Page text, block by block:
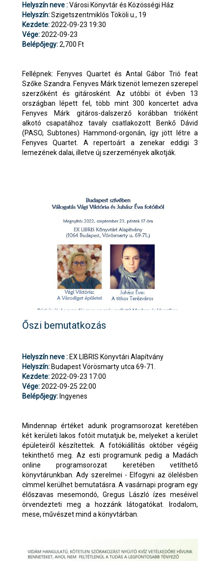
Helyszín neve :Városi Könyvtár és Közösségi Ház
Helyszín:Szigetszentmiklós Tököli u., 19
Kezdete:2022-09-23 19:30
Vége:2022-09-23
Belépőjegy:2,700 Ft
Fellépnek: Fenyves Quartet és Antal Gábor Trió feat
Szőke Szandra. Fenyves Márk tizenöt lemezen szerepel
szerzőként és gitárosként. Az utóbbi öt évben 13
országban lépett fel, több mint 300 koncertet adva
Fenyves Márk gitáros-dalszerző korábban trióként
alkotó csapatához tavaly csatlakozott Benkő Dávid
(PASO, Subtones) Hammond-orgonán, így jött létre a
Fenyves Quartet. A repertoárt a zenekar eddigi 3
lemezének dalai, illetve új szerzemények alkotják.
Őszi bemutatkozás
Helyszín neve : EX LIBRIS Könyvtári Alapítvány
Helyszín: Budapest Vörösmarty utca 69-71.
Kezdete:2022-09-23 17:00
Vége:2022-09-25 22:00
Belépőjegy: Ingyenes
Mindennap értéket adunk programsorozat keretében
két kerületi lakos fotóit mutatjuk be, melyeket a kerület
épületeiről készítettek. A fotókiállítás október végéig
tekinthető meg. Az esti programunk pedig a Madách
online programsorozat keretében vetíthető
könyvtárunkban. Ady szerelmei - Elfogyni az ölelésben
címmel kerülhet bemutatásra. A vasárnapi program egy
élőszavas mesemondó, Gregus László ízes meséivel
örvendezteti meg a hozzánk látogatókat. Irodalom,
mese, művészet mind a könyvtárban.